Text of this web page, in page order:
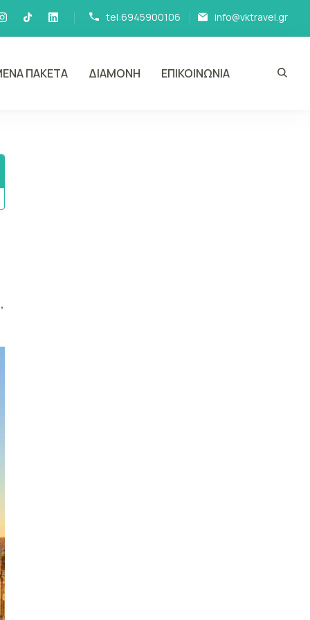
tel:6945900106 info@vktravel.gr
ΠΑΚΕΤΑ ΔΙΑΜΟΝΗ ΕΠΙΚΟΙΝΩΝΙΑ